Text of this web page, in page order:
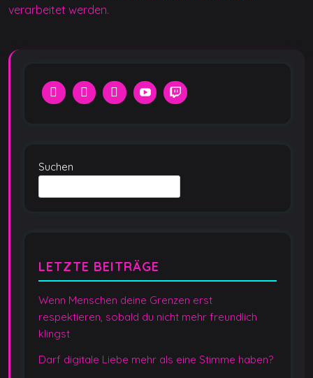
verarbeitet werden.
Suchen
LETZTE BEITRÄGE
Wenn Menschen deine Grenzen erst
respektieren, sobald du nicht mehr freundlich
klingst
Darf digitale Liebe mehr als eine Stimme haben?